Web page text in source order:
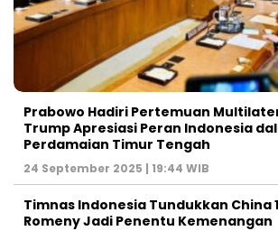
Prabowo Hadiri Pertemuan
Trump Apresiasi Peran Indonesia
Perdamaian Timur Tengah
24 September 2025 | 19:44 WIB
Timnas Indonesia Tundukkan China
Romeny Jadi Penentu Kemenangan